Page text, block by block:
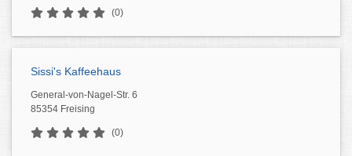
(0)
Sissi's Kaffeehaus
General-von-Nagel-Str. 6
85354 Freising
(0)